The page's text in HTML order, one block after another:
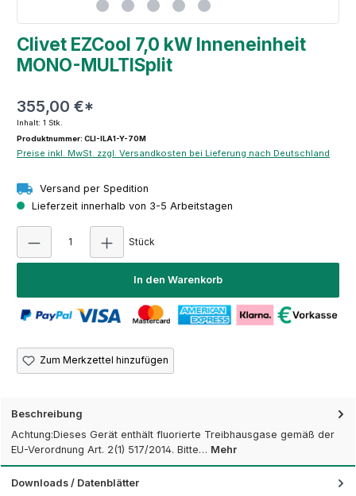
Clivet EZCool 7,0 kW Inneneinheit
MONO-MULTISplit
355,00 €*
Inhalt: 1 Stk.
Produktnummer: CLI-ILA1-Y-70M
Preise inkl. MwSt. zzgl. Versandkosten bei Lieferung nach Deutschland
Versand per Spedition
Lieferzeit innerhalb von 3-5 Arbeitstagen
Stück
In den Warenkorb
Zum Merkzettel hinzufügen
Beschreibung
Achtung:Dieses Gerät enthält fluorierte Treibhausgase gemäß der
EU-Verordnung Art. 2(1) 517/2014. Bitte… Mehr
Downloads / Datenblätter